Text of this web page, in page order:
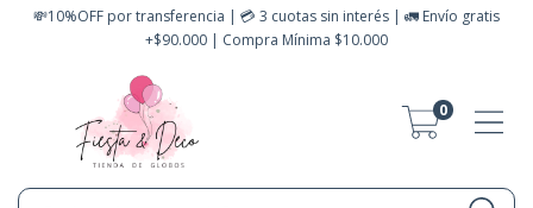
💸10%OFF por transferencia | 💳 3 cuotas sin interés | 🚛 Envío gratis
+$90.000 | Compra Mínima $10.000
0